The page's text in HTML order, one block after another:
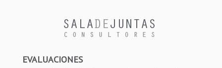
EVALUACIONES